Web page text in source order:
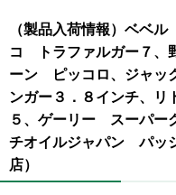
（製品入荷情報）ベベ
コ トラファルガー７、
ーン ピッコロ、ジャッ
ンガー３．８インチ、
５、ゲーリー スーパー
チオイルジャパン パッ
店）